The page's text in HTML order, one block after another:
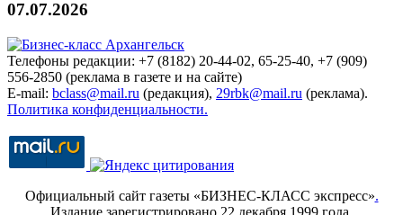
07.07.2026
Телефоны редакции: +7 (8182) 20-44-02, 65-25-40, +7 (909)
556-2850 (реклама в газете и на сайте)
E-mail: bclass@mail.ru (редакция), 29rbk@mail.ru (реклама).
Политика конфиденциальности.
Официальный сайт газеты «БИЗНЕС-КЛАСС экспресс».
Издание зарегистрировано 22 декабря 1999 года.